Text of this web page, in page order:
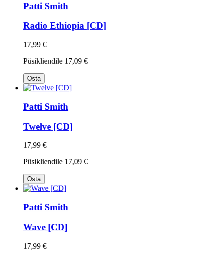
Patti Smith
Radio Ethiopia [CD]
17,99 €
Püsikliendile 17,09 €
Osta
Patti Smith
Twelve [CD]
17,99 €
Püsikliendile 17,09 €
Osta
Patti Smith
Wave [CD]
17,99 €